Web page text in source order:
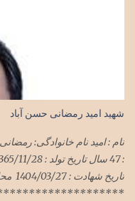
شهید امید رمضانی حسن آباد
نام : امید نام خانوادگی: